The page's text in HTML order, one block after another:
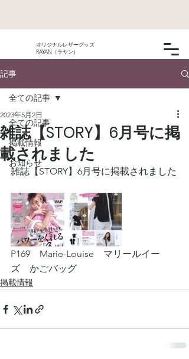
オリジナルレザーグッズ
RAYAN（ラヤン）
記事
全ての記事
掲載情報
お知らせ
全ての記事
雑誌【STORY】6月号に掲
載されました
2023年5月2日
雑誌【STORY】6月号に掲載されました
P169　Marie-Louise　マリールイー
ズ　かごバッグ
掲載情報